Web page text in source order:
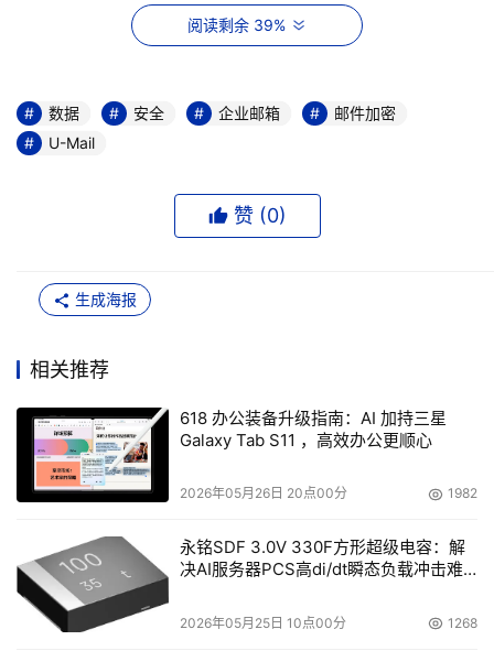
种公钥加密技术,以椭圆曲线理论为基础。ECC算法比常规
的RSA算法更复杂,邮件数据经过加密之后,如果没有秘钥,第
确保邮件数据准确和完整,避免欺诈、钓鱼等事件的发生。
并且U-Mail邮件系统在邮件传输过程中支持SSL加密、PGP
二、对邮件数据进行加密存储
U-Mail邮件系统采用国密算法对存储在磁盘上的邮件内容进
行加密,包括了邮件的正文和附件,被加密后的邮件必须使用
议获取邮件时,会自动将邮件解密后再传输给客户端;为邮件
存储提供了最高的安全性,用户无需再担心存储中的历史邮
件被盗泄密,别人无法打开读取邮件内容和附件。
同时,U-Mail邮件系统(www.comingchina.com)还提供邮件
到存储,提供的全方位企业邮箱保护,有效预防止重要企业数
据的泄露。
欢迎大家关注U-Mail微信公众号,会定期给大家分享一些邮
阅读剩余 39%
数据 安全 企业邮箱
邮件加密
U-Mail
赞 (0)
生成海报
相关推荐
618 办公装备升级指南：AI 加持三星
Galaxy Tab S11 ，高效办公更顺心
2026年05月26日 20点00分 1982
永铭SDF 3.0V 330F方形超级电容：解
决AI服务器PCS高di/dt瞬态负载冲击难
2026年05月25日 10点00分 1268